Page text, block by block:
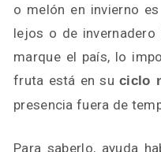
o melón en invierno
lejos o de invernadero
marque el país, lo
fruta está en suciclo
presencia fuera de
Para saberlo, ayuda